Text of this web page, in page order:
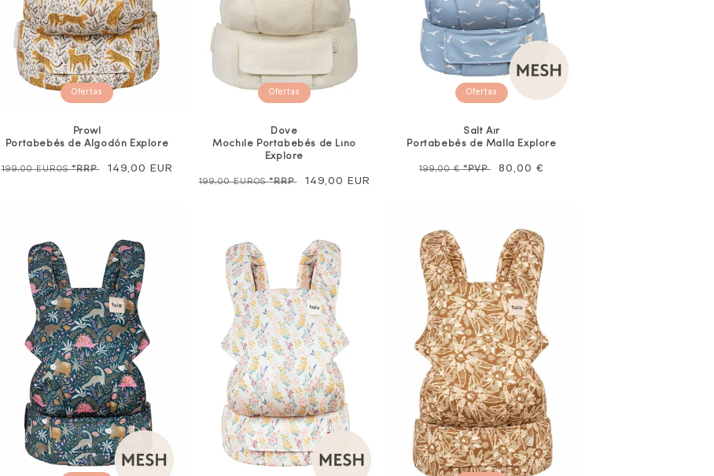
Ofertas
Prowl
Portabebés de Algodón Explore
Precio
199,00 EUROS*RRP
Precio
149,00 EUR
Ofertas
Dove
Mochile Portabebés de Lino
Explore
Precio
199,00 EUROS*RRP
Precio
149,00 EUR
Ofertas
Salt Air
Portabebés de Malla Explore
Precio
199,00 €*PVP
Precio
80,00 €